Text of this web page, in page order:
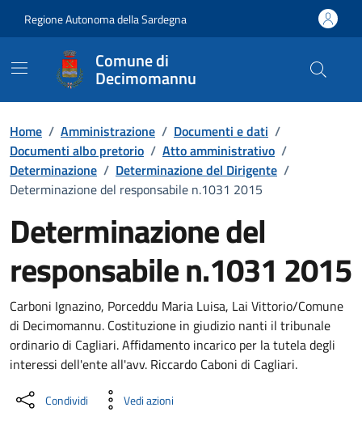
Regione Autonoma della Sardegna
Comune di
Decimomannu
Home / Amministrazione / Documenti e dati /
Documenti albo pretorio / Atto amministrativo /
Determinazione / Determinazione del Dirigente /
Determinazione del responsabile n.1031 2015
Determinazione del
responsabile n.1031 2015
Dettaglio del documento
Carboni Ignazino, Porceddu Maria Luisa, Lai Vittorio/Comune
di Decimomannu. Costituzione in giudizio nanti il tribunale
ordinario di Cagliari. Affidamento incarico per la tutela degli
interessi dell'ente all'avv. Riccardo Caboni di Cagliari.
Condividi Vedi azioni